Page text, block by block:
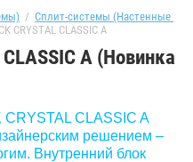
  /
Сплит-системы (Настенные
CRYSTAL CLASSIC A
A (Новинка
CLASSIC A
решением –
Внутренний блок